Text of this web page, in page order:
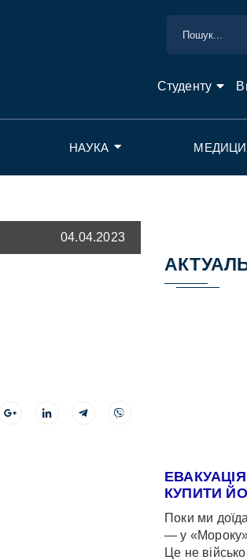
Студенту
НАУКА
04.04.2023
КУПИТИ
Поки ми
— у «Мороку»
Це не